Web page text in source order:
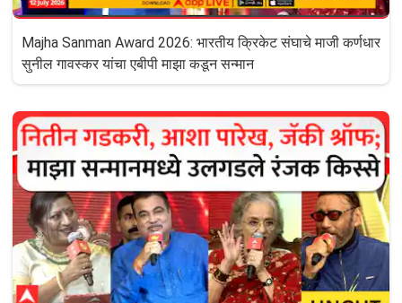
Majha Sanman Award 2026: भारतीय क्रिकेट संघाचे माजी कर्णधार
सुनील गावस्कर यांचा एबीपी माझा कडून सन्मान